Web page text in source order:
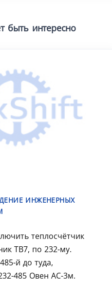
быть интересно
ИНЖЕНЕРНЫХ
теплосчётчик
ТВ7, по 232-му.
й до туда,
485 Овен АС-3м.